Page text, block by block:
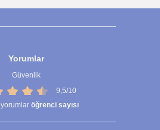
Yorumlar
Güvenlik
9,5/10
yorumlar öğrenci sayısı